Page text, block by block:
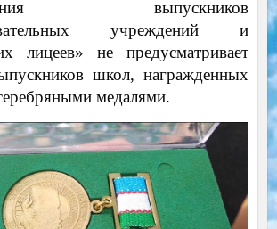
выпускников
учреждений и
лицеев» не предусматривает
школ, награжденных
медалями.